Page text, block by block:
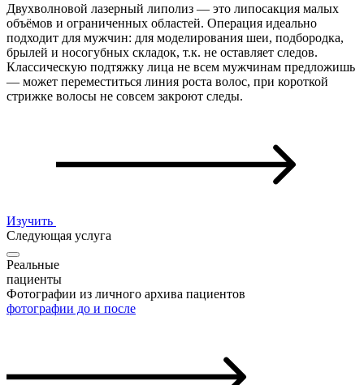
Двухволновой лазерный липолиз — это липосакция малых
объёмов и ограниченных областей. Операция идеально
подходит для мужчин: для моделирования шеи, подбородка,
брылей и носогубных складок, т.к. не оставляет следов.
Классическую подтяжку лица не всем мужчинам предложишь
— может переместиться линия роста волос, при короткой
стрижке волосы не совсем закроют следы.
Изучить
Следующая услуга
Реальные
пациенты
Фотографии из личного архива пациентов
фотографии до и после